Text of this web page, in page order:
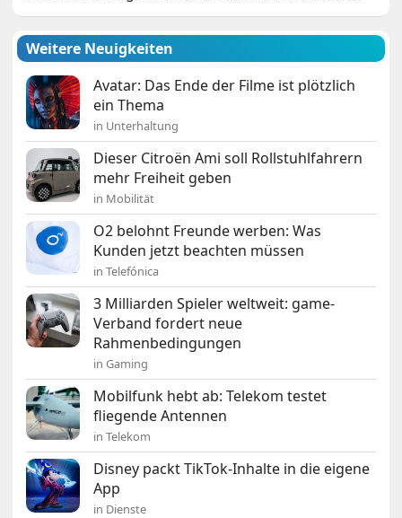
Weitere Neuigkeiten
Avatar: Das Ende der Filme ist plötzlich
ein Thema
in Unterhaltung
Dieser Citroën Ami soll Rollstuhlfahrern
mehr Freiheit geben
in Mobilität
O2 belohnt Freunde werben: Was
Kunden jetzt beachten müssen
in Telefónica
3 Milliarden Spieler weltweit: game-
Verband fordert neue
Rahmenbedingungen
in Gaming
Mobilfunk hebt ab: Telekom testet
fliegende Antennen
in Telekom
Disney packt TikTok-Inhalte in die eigene
App
in Dienste